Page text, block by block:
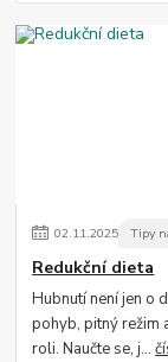
02.11.2025 Tipy
Redukční dieta
Hubnutí není jen o
pohyb, pitný režim
roli. Naučte se, j...